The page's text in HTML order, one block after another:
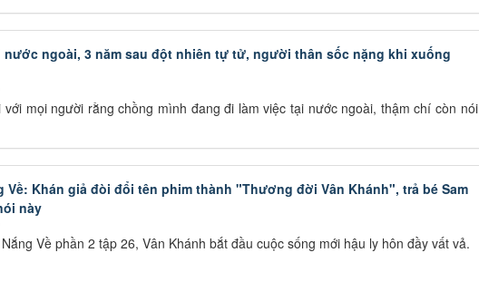
ngoài, 3 năm sau đột nhiên tự tử, người thân sốc nặng khi xuống
với mọi người rằng chồng mình đang đi làm việc tại nước ngoài, thậm chí còn nói
Về: Khán giả đòi đổi tên phim thành "Thương đời Vân Khánh", trả bé Sam
này
Về phần 2 tập 26, Vân Khánh bắt đầu cuộc sống mới hậu ly hôn đầy vất vả.